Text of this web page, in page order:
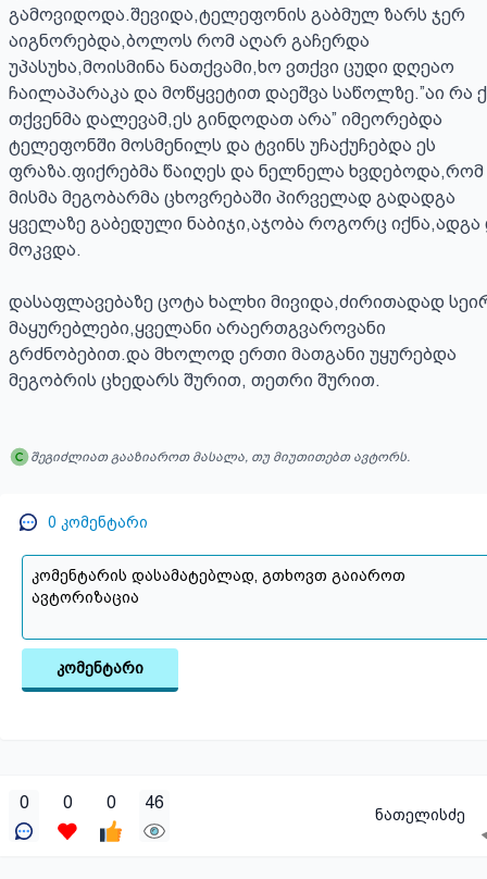
გამოვიდოდა.შევიდა,ტელეფონის გაბმულ ზარს ჯერ
აიგნორებდა,ბოლოს რომ აღარ გაჩერდა
უპასუხა,მოისმინა ნათქვამი,ხო ვთქვი ცუდი დღეაო
ჩაილაპარაკა და მოწყვეტით დაეშვა საწოლზე.”აი რა
თქვენმა დალევამ,ეს გინდოდათ არა” იმეორებდა
ტელეფონში მოსმენილს და ტვინს უჩაქუჩებდა ეს
ფრაზა.ფიქრებმა წაიღეს და ნელნელა ხვდებოდა,რომ
მისმა მეგობარმა ცხოვრებაში პირველად გადადგა
ყველაზე გაბედული ნაბიჯი,აჯობა როგორც იქნა,ადგა
მოკვდა.
დასაფლავებაზე ცოტა ხალხი მივიდა,ძირითადად
მაყურებლები,ყველანი არაერთგვაროვანი
გრძნობებით.და მხოლოდ ერთი მათგანი უყურებდა
მეგობრის ცხედარს შურით, თეთრი შურით.
შეგიძლიათ გააზიაროთ მასალა, თუ მიუთითებთ ავტორს.
0 კომენტარი
კომენტარი
0 0 0 46
ნათელისძე